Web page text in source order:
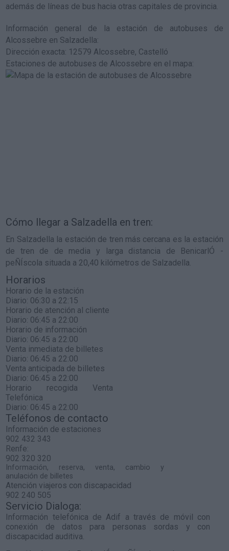
además de líneas de bus hacia otras capitales de provincia.
Información general de la estación de autobuses de
Alcossebre en Salzadella:
Dirección exacta: 12579 Alcossebre, Castelló
Estaciones de autobuses de Alcossebre en el mapa:
Cómo llegar a Salzadella en tren:
En Salzadella la estación de tren más cercana es la estación
de tren de de media y larga distancia de BenicarlÓ -
peÑÍscola situada a 20,40 kilómetros de Salzadella.
Horarios
Horario de la estación
Diario: 06:30 a 22:15
Horario de atención al cliente
Diario: 06:45 a 22:00
Horario de información
Diario: 06:45 a 22:00
Venta inmediata de billetes
Diario: 06:45 a 22:00
Venta anticipada de billetes
Diario: 06:45 a 22:00
Horario recogida Venta
Telefónica
Diario: 06:45 a 22:00
Teléfonos de contacto
Información de estaciones
902 432 343
Renfe:
902 320 320
Información, reserva, venta, cambio y
anulación de billetes
Atención viajeros con discapacidad
902 240 505
Servicio Dialoga:
Información telefónica de Adif a través de móvil con
conexión de datos para personas sordas y con
discapacidad auditiva.